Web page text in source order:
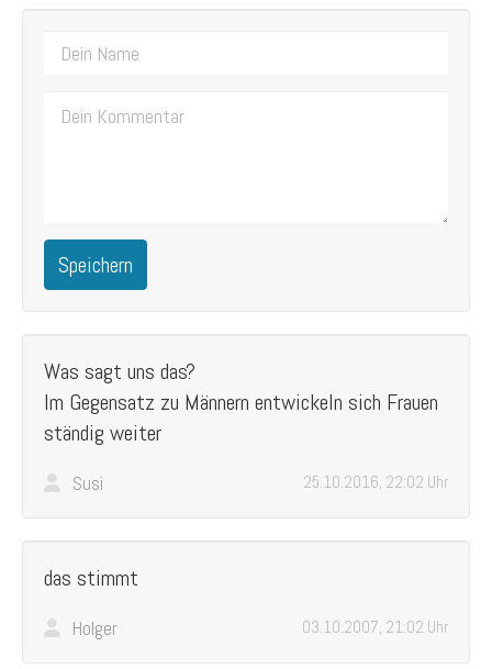
Speichern
Was sagt uns das?
Im Gegensatz zu Männern entwickeln sich Frauen
ständig weiter
Susi 25.10.2016, 22:02 Uhr
das stimmt
Holger 03.10.2007, 21:02 Uhr